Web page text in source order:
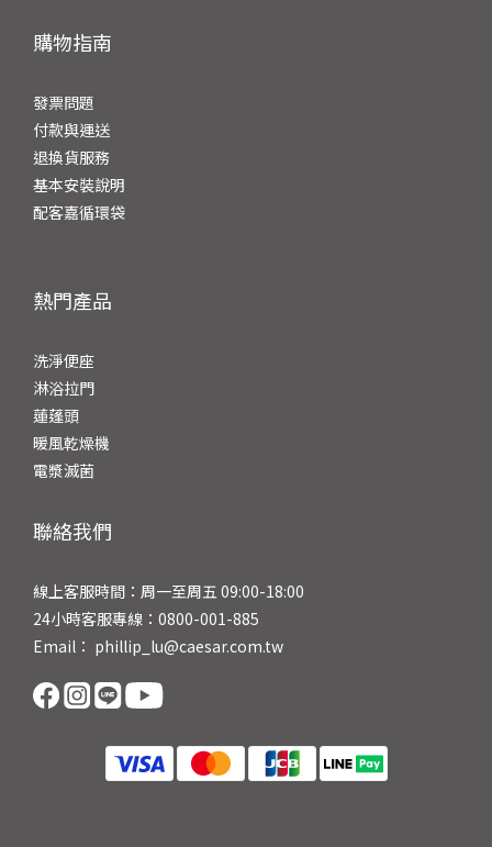
購物指南
發票問題
付款與運送
退換貨服務
基本安裝說明
配客嘉循環袋
熱門產品
洗淨便座
淋浴拉門
蓮蓬頭
暖風乾燥機
電漿滅菌
聯絡我們
線上客服時間：周一至周五 09:00-18:00
24小時客服專線：0800-001-885
Email： phillip_lu@caesar.com.tw